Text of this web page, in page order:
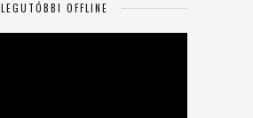
LEGUTÓBBI OFFLINE